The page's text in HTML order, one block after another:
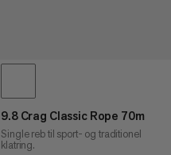
9.8 Crag Classic Rope 70m
Single reb til sport- og traditionel
klatring.